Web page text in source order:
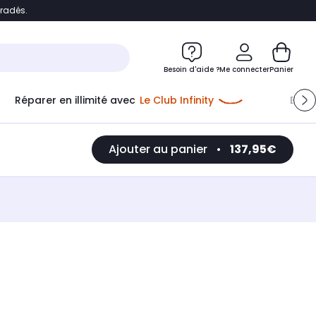
Accéder directement au chatbot
Besoin d'aide ?Me connecterPanier
Réparer en illimité avec Le Club Infinity
Ajouter au panier • 137,95€